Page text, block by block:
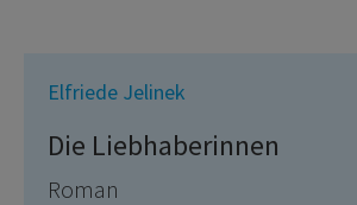
Elfriede Jelinek
Die Liebhaberinnen
Roman